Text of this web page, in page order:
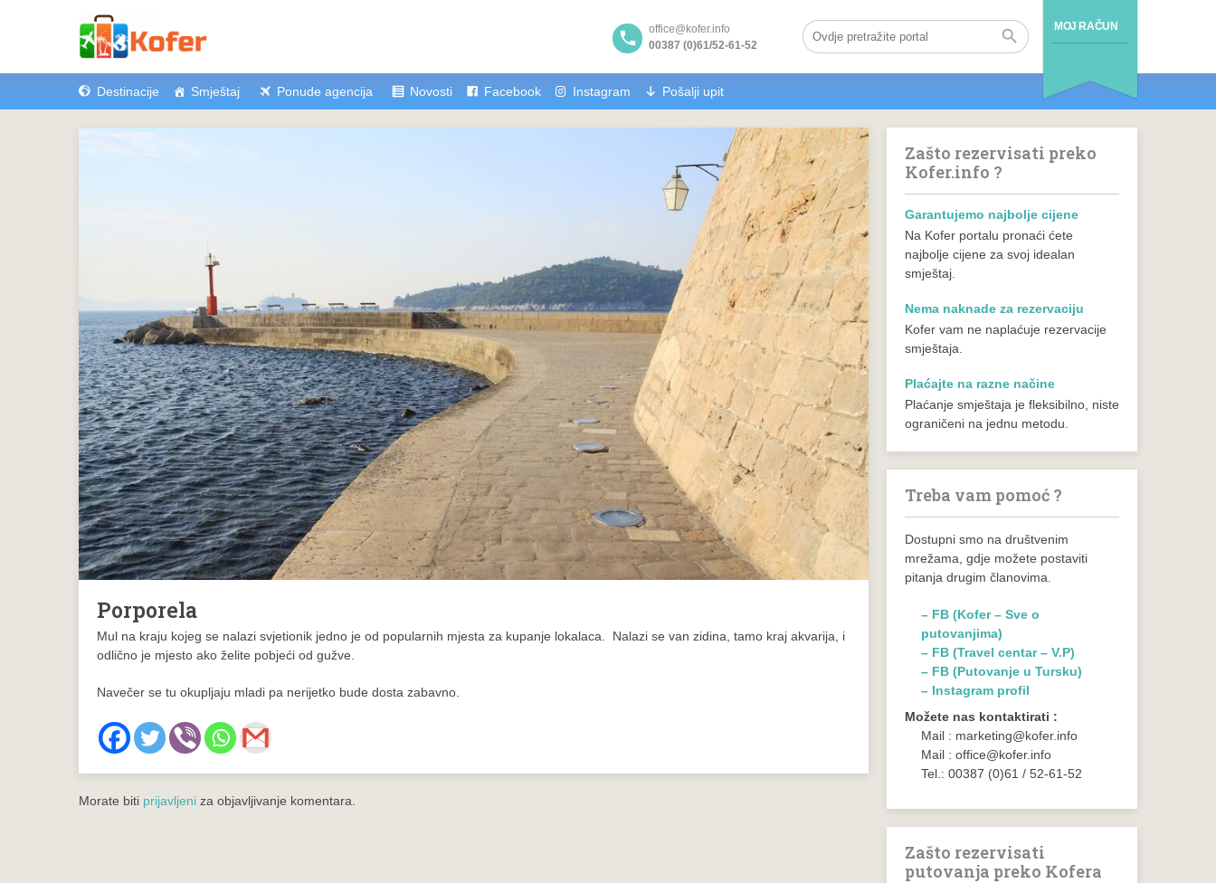
MOJ RAČUN
office@kofer.info
00387 (0)61/52-61-52
Destinacije Smještaj Ponude agencija Novosti Facebook Instagram Pošalji upit
Porporela
Mul na kraju kojeg se nalazi svjetionik jedno je od popularnih mjesta za kupanje lokalaca. Nalazi se van zidina, tamo kraj akvarija, i
odlično je mjesto ako želite pobjeći od gužve.
Navečer se tu okupljaju mladi pa nerijetko bude dosta zabavno.
Morate biti prijavljeni za objavljivanje komentara.
Zašto rezervisati preko
Kofer.info ?
Garantujemo najbolje cijene
Na Kofer portalu pronaći ćete
najbolje cijene za svoj idealan
smještaj.
Nema naknade za rezervaciju
Kofer vam ne naplaćuje rezervacije
smještaja.
Plaćajte na razne načine
Plaćanje smještaja je fleksibilno, niste
ograničeni na jednu metodu.
Treba vam pomoć ?
Dostupni smo na društvenim
mrežama, gdje možete postaviti
pitanja drugim članovima.
– FB (Kofer – Sve o
putovanjima)
– FB (Travel centar – V.P)
– FB (Putovanje u Tursku)
– Instagram profil
Možete nas kontaktirati :
Mail : marketing@kofer.info
Mail : office@kofer.info
Tel.: 00387 (0)61 / 52-61-52
Zašto rezervisati
putovanja preko Kofera